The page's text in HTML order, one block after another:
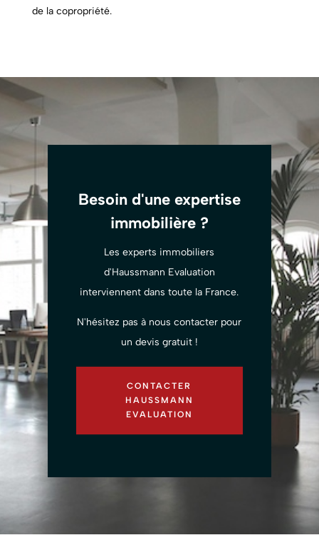
de la copropriété.
Besoin d'une expertise
immobilière ?
Les experts immobiliers
d'Haussmann Evaluation
interviennent dans toute la France.
N'hésitez pas à nous contacter pour
un devis gratuit !
CONTACTER
HAUSSMANN
EVALUATION